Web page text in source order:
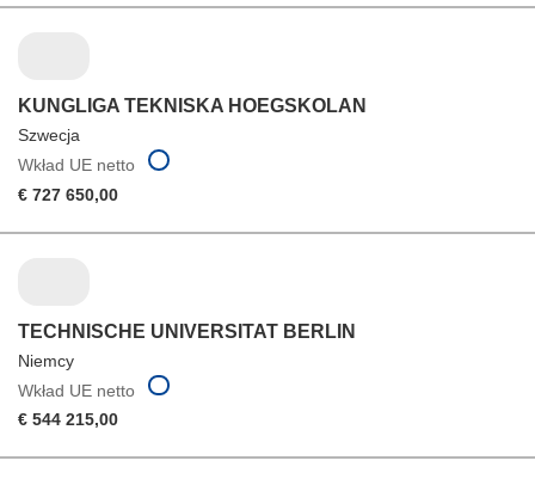
KUNGLIGA TEKNISKA HOEGSKOLAN
Szwecja
Wkład UE netto
€ 727 650,00
TECHNISCHE UNIVERSITAT BERLIN
Niemcy
Wkład UE netto
€ 544 215,00